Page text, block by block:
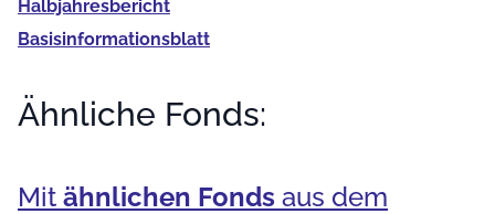
Halb­jahres­bericht
Basis­informationsblatt
Ähnliche Fonds:
Mit ähnlichen Fonds aus dem